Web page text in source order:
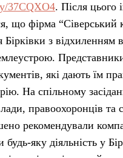
37CQXO4. Після цього
що фірма “Сіверський
Бірківки з відхиленням
які дають їм
На спільному
правоохоронців та
рекомендували
яку діяльність у